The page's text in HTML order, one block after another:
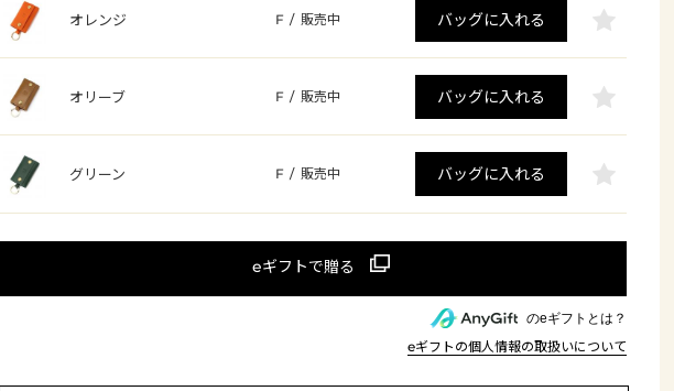
オレンジ F / 販売中 バッグに入れる
オリーブ F / 販売中 バッグに入れる
グリーン F / 販売中 バッグに入れる
のeギフトとは？
eギフトの個人情報の取扱いについて